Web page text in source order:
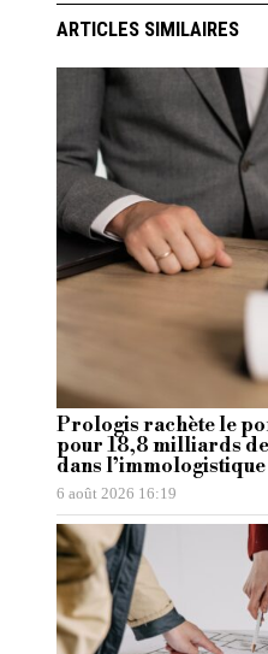
ARTICLES SIMILAIRES
Prologis rachète le
pour 18,8 milliards
dans
6 août 2026 16:19